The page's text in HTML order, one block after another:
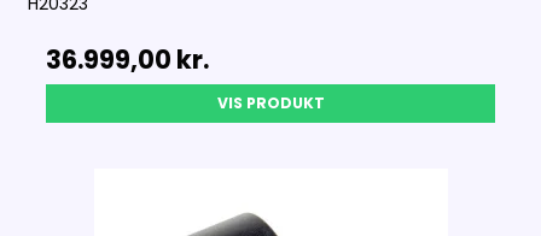
36.999,00 kr.
VIS PRODUKT